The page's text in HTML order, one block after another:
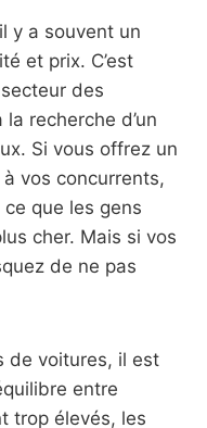
y a souvent un
et prix. C’est
des
recherche d’un
Si vous offrez un
vos concurrents,
que les gens
cher. Mais si vos
de ne pas
de voitures, il est
entre
trop élevés, les